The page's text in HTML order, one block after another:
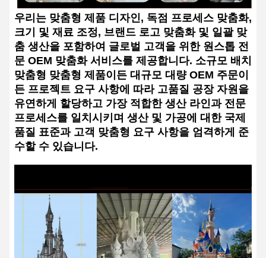
우리는 맞춤형 제품 디자인, 독점 프로세스 맞춤화,
크기 및 재료 조정, 브랜드 로고 맞춤화 및 일괄 맞
춤 생산을 포함하여 글로벌 고객을 위한 원스톱 전
문 OEM 맞춤화 서비스를 제공합니다. 소규모 배치
맞춤형 맞춤형 제품이든 대규모 대량 OEM 주문이
든 프로젝트 요구 사항에 따라 고품질 공장 자원을
유연하게 할당하고 가장 적합한 생산 라인과 전문
프로세스를 일치시키며 생산 및 가공에 대한 국제
품질 표준과 고객 맞춤형 요구 사항을 엄격하게 준
수할 수 있습니다.